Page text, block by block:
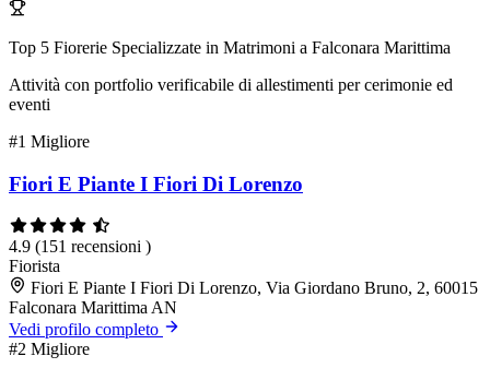
Top 5 Fiorerie Specializzate in Matrimoni a Falconara Marittima
Attività con portfolio verificabile di allestimenti per cerimonie ed
eventi
#1 Migliore
Fiori E Piante I Fiori Di Lorenzo
4.9 (151 recensioni )
Fiorista
Fiori E Piante I Fiori Di Lorenzo, Via Giordano Bruno, 2, 60015
Falconara Marittima AN
Vedi profilo completo
#2 Migliore